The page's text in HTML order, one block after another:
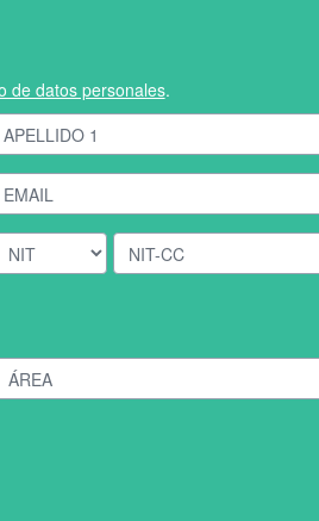
de datos personales.